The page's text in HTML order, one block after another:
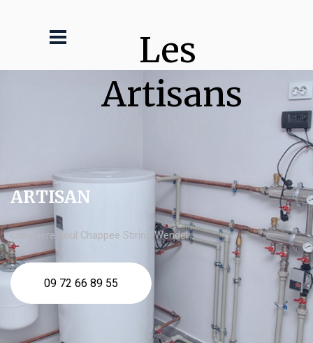
Les
Artisans
ARTISAN
chaudière fioul Chappee Stiring Wendel
09 72 66 89 55